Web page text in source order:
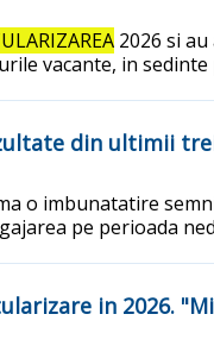
2026 si
vacante, in sedinte
din ultimii
o imbunatatire
pe perioada
in 2026.